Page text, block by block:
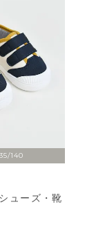
140
ューズ・靴